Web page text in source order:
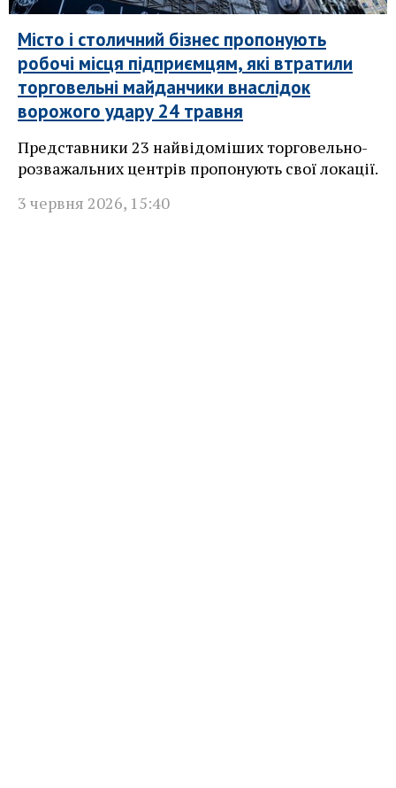
Місто і столичний бізнес пропонують
робочі місця підприємцям, які втратили
торговельні майданчики внаслідок
ворожого удару 24 травня
Представники 23 найвідоміших торговельно-
розважальних центрів пропонують свої локації.
3 червня 2026, 15:40